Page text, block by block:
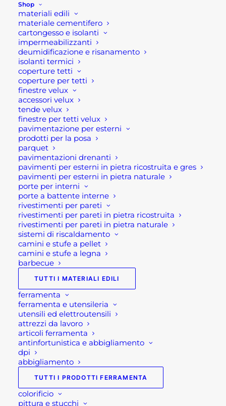
Shop
materiali edili
materiale cementifero
cartongesso e isolanti
impermeabilizzanti
deumidificazione e risanamento
isolanti termici
coperture tetti
coperture per tetti
finestre velux
accessori velux
tende velux
finestre per tetti velux
pavimentazione per esterni
prodotti per la posa
parquet
pavimentazioni drenanti
pavimenti per esterni in pietra ricostruita e gres
pavimenti per esterni in pietra naturale
porte per interni
porte a battente interne
rivestimenti per pareti
rivestimenti per pareti in pietra ricostruita
rivestimenti per pareti in pietra naturale
sistemi di riscaldamento
camini e stufe a pellet
camini e stufe a legna
barbecue
TUTTI I MATERIALI EDILI
ferramenta
ferramenta e utensileria
utensili ed elettroutensili
attrezzi da lavoro
articoli ferramenta
antinfortunistica e abbigliamento
dpi
abbigliamento
TUTTI I PRODOTTI FERRAMENTA
colorificio
pittura e stucchi
IDROPITTURA TRASPIRANTE MURPAINT
21,90€ - 67,79 €Fascia
di
prezzo:
da
a
67,79 €
Questo
prodotto
ha
più
varianti.
Le
opzioni
possono
essere
scelte
nella
pagina
del
prodotto
In evidenza
TAVOLO DA GIARDINO ALLUNGABILE
LION
600,00 €
TAVOLO GIARDINO QUADRATO
ALLUNGABILE PANTHER
CUCINA DA ESTERNO COMPATTA
BRABURA LITE SERIES 300
3.230,00€
Più apprezzati
CIOTTOLO VERDE ALPI
9,00€